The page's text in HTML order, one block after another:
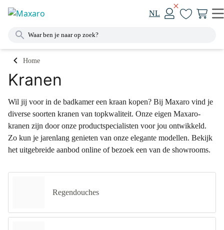
NL
Home
Kranen
Wil jij voor in de badkamer een kraan kopen? Bij Maxaro vind je
diverse soorten kranen van topkwaliteit. Onze eigen Maxaro-
kranen zijn door onze productspecialisten voor jou ontwikkeld.
Zo kun je jarenlang genieten van onze elegante modellen. Bekijk
het uitgebreide aanbod online of bezoek een van de showrooms.
Regendouches